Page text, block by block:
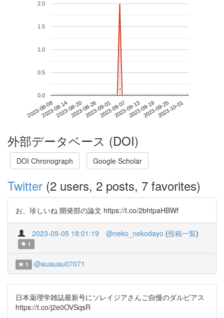
2023-08-082023-08-142023-08-202023-08-262023-09-012023-09-072023-09-132023-09-192023-09-252023-10-01
0.0
0.5
1.0
1.5
2.0
**
外部データベース (DOI)
DOI Chronograph Google Scholar
Twitter (2 users, 2 posts, 7 favorites)
お、珍しいね 開発部の論文 https://t.co/2bhtpaHBWf
2023-09-05 18:01:19 @neko_nekodayo (投稿一覧)
1
1 @auauau07071
日本薬理学雑誌最新号にソレイジアさんご自慢のダルビアス
https://t.co/j2e0OVSqsR